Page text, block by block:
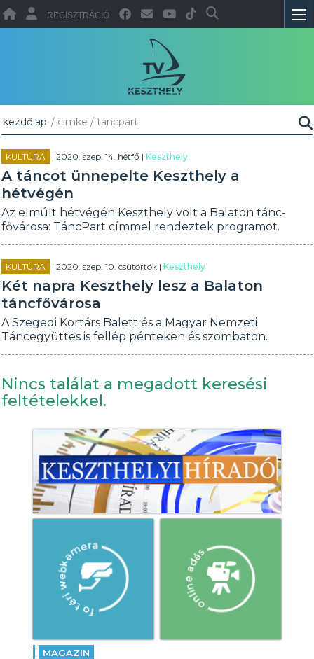
REGISZTRÁCIÓ
kezdőlap / cimke / táncpart
KULTÚRA | 2020. szep. 14. hétfő |Keszthely
A táncot ünnepelte Keszthely a
hétvégén
Az elmúlt hétvégén Keszthely volt a Balaton tánc-
fővárosa: TáncPart címmel rendeztek programot.
KULTÚRA | 2020. szep. 10. csütörtök |Keszthely
Két napra Keszthely lesz a Balaton
táncfővárosa
A Szegedi Kortárs Balett és a Magyar Nemzeti
Táncegyüttes is fellép pénteken és szombaton.
Nincs találat a megadott keresési
feltételekkel.
MAGAZIN